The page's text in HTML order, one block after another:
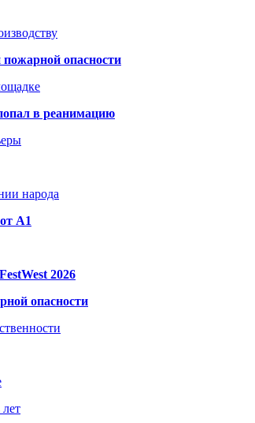
опасности
в реанимацию
народа
A1
2026
опасности